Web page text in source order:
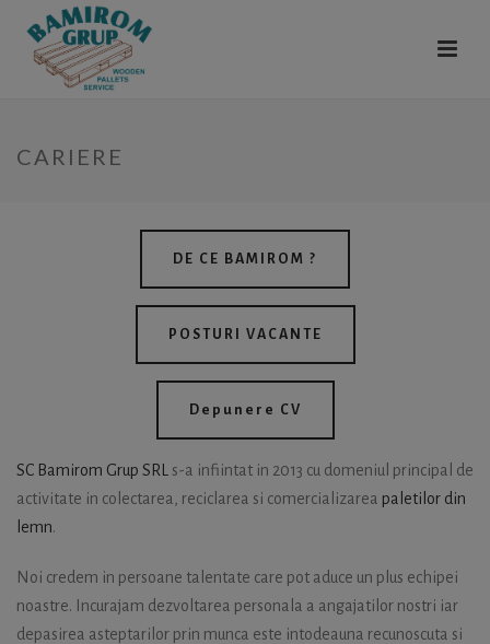
CARIERE
DE CE BAMIROM ?
POSTURI VACANTE
Depunere CV
SC Bamirom Grup SRL
s-a infiintat in 2013 cu domeniul principal de
activitate in colectarea, reciclarea si comercializarea paletilor din
lemn.
Noi credem in persoane talentate care pot aduce un plus echipei
noastre. Incurajam dezvoltarea personala a angajatilor nostri iar
depasirea asteptarilor prin munca este intodeauna recunoscuta si